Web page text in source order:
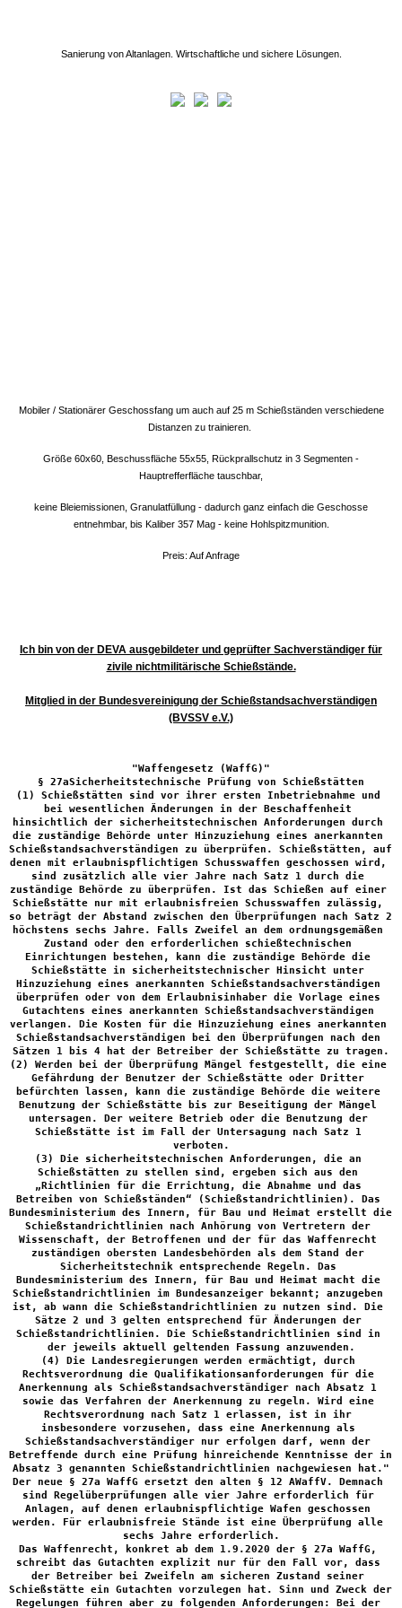
Sanierung von Altanlagen. Wirtschaftliche und sichere Lösungen.
Mobiler / Stationärer Geschossfang um auch auf 25 m Schießständen verschiedene
Distanzen zu trainieren.
Größe 60x60, Beschussfläche 55x55, Rückprallschutz in 3 Segmenten -
Hauptrefferfläche tauschbar,
keine Bleiemissionen, Granulatfüllung - dadurch ganz einfach die Geschosse
entnehmbar, bis Kaliber 357 Mag - keine Hohlspitzmunition.
Preis: Auf Anfrage
Ich bin von der DEVA ausgebildeter und geprüfter Sachverständiger für
zivile nichtmilitärische Schießstände.
Mitglied in der Bundesvereinigung der Schießstandsachverständigen
(BVSSV e.V.)
"Waffengesetz (WaffG)"
§ 27aSicherheitstechnische Prüfung von Schießstätten
(1) Schießstätten sind vor ihrer ersten Inbetriebnahme und
bei wesentlichen Änderungen in der Beschaffenheit
hinsichtlich der sicherheitstechnischen Anforderungen durch
die zuständige Behörde unter Hinzuziehung eines anerkannten
Schießstandsachverständigen zu überprüfen. Schießstätten, auf
denen mit erlaubnispflichtigen Schusswaffen geschossen wird,
sind zusätzlich alle vier Jahre nach Satz 1 durch die
zuständige Behörde zu überprüfen. Ist das Schießen auf einer
Schießstätte nur mit erlaubnisfreien Schusswaffen zulässig,
so beträgt der Abstand zwischen den Überprüfungen nach Satz 2
höchstens sechs Jahre. Falls Zweifel an dem ordnungsgemäßen
Zustand oder den erforderlichen schießtechnischen
Einrichtungen bestehen, kann die zuständige Behörde die
Schießstätte in sicherheitstechnischer Hinsicht unter
Hinzuziehung eines anerkannten Schießstandsachverständigen
überprüfen oder von dem Erlaubnisinhaber die Vorlage eines
Gutachtens eines anerkannten Schießstandsachverständigen
verlangen. Die Kosten für die Hinzuziehung eines anerkannten
Schießstandsachverständigen bei den Überprüfungen nach den
Sätzen 1 bis 4 hat der Betreiber der Schießstätte zu tragen.
(2) Werden bei der Überprüfung Mängel festgestellt, die eine
Gefährdung der Benutzer der Schießstätte oder Dritter
befürchten lassen, kann die zuständige Behörde die weitere
Benutzung der Schießstätte bis zur Beseitigung der Mängel
untersagen. Der weitere Betrieb oder die Benutzung der
Schießstätte ist im Fall der Untersagung nach Satz 1
verboten.
(3) Die sicherheitstechnischen Anforderungen, die an
Schießstätten zu stellen sind, ergeben sich aus den
„Richtlinien für die Errichtung, die Abnahme und das
Betreiben von Schießständen“ (Schießstandrichtlinien). Das
Bundesministerium des Innern, für Bau und Heimat erstellt die
Schießstandrichtlinien nach Anhörung von Vertretern der
Wissenschaft, der Betroffenen und der für das Waffenrecht
zuständigen obersten Landesbehörden als dem Stand der
Sicherheitstechnik entsprechende Regeln. Das
Bundesministerium des Innern, für Bau und Heimat macht die
Schießstandrichtlinien im Bundesanzeiger bekannt; anzugeben
ist, ab wann die Schießstandrichtlinien zu nutzen sind. Die
Sätze 2 und 3 gelten entsprechend für Änderungen der
Schießstandrichtlinien. Die Schießstandrichtlinien sind in
der jeweils aktuell geltenden Fassung anzuwenden.
(4) Die Landesregierungen werden ermächtigt, durch
Rechtsverordnung die Qualifikationsanforderungen für die
Anerkennung als Schießstandsachverständiger nach Absatz 1
sowie das Verfahren der Anerkennung zu regeln. Wird eine
Rechtsverordnung nach Satz 1 erlassen, ist in ihr
insbesondere vorzusehen, dass eine Anerkennung als
Schießstandsachverständiger nur erfolgen darf, wenn der
Betreffende durch eine Prüfung hinreichende Kenntnisse der in
Absatz 3 genannten Schießstandrichtlinien nachgewiesen hat."
Der neue § 27a WaffG ersetzt den alten § 12 AWaffV. Demnach
sind Regelüberprüfungen alle vier Jahre erforderlich für
Anlagen, auf denen erlaubnispflichtige Wafen geschossen
werden. Für erlaubnisfreie Stände ist eine Überprüfung alle
sechs Jahre erforderlich.
Das Waffenrecht, konkret ab dem 1.9.2020 der § 27a WaffG,
schreibt das Gutachten explizit nur für den Fall vor, dass
der Betreiber bei Zweifeln am sicheren Zustand seiner
Schießstätte ein Gutachten vorzulegen hat. Sinn und Zweck der
Regelungen führen aber zu folgenden Anforderungen: Bei der